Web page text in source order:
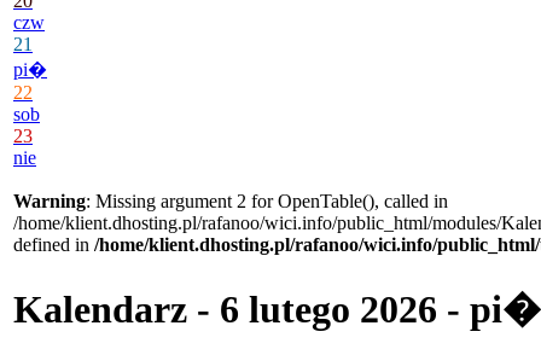
czw
21
pi�
22
sob
23
nie
Warning: Missing argument 2 for OpenTable(), called in
/home/klient.dhosting.pl/rafanoo/wici.info/public_html/modules/
defined in /home/klient.dhosting.pl/rafanoo/wici.info/
Kalendarz - 6 lutego 2026 -